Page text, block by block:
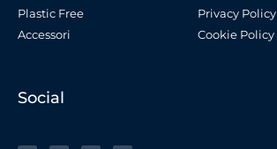
Plastic Free
Accessori
Privacy Policy
Cookie Policy
Social